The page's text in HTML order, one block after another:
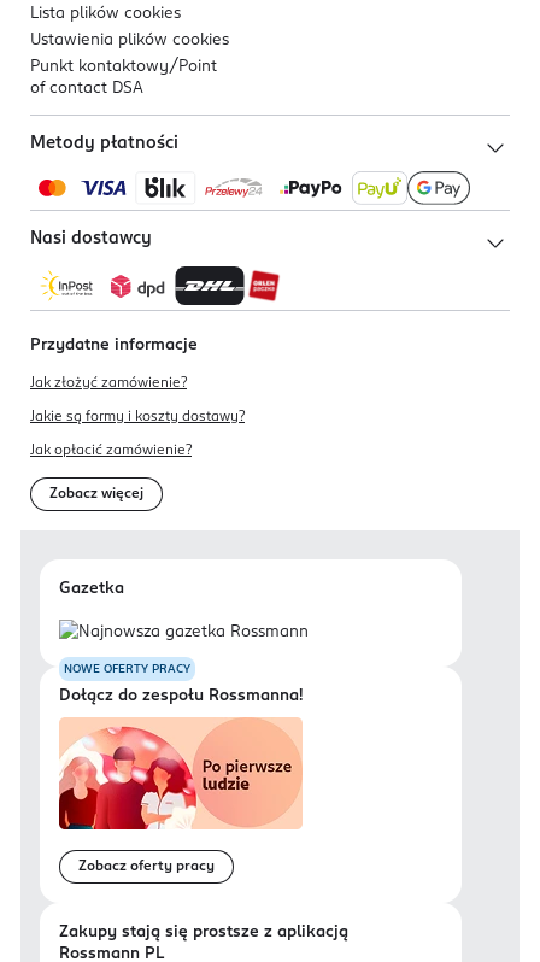
Lista plików cookies
Ustawienia plików cookies
Punkt kontaktowy/ Point
of contact DSA
Metody płatności
Nasi dostawcy
Przydatne informacje
Jak złożyć zamówienie?
Jakie są formy i koszty dostawy?
Jak opłacić zamówienie?
Zobacz więcej
Gazetka
NOWE OFERTY PRACY
Dołącz do zespołu Rossmanna!
Zobacz oferty pracy
Zakupy stają się prostsze z aplikacją
Rossmann PL